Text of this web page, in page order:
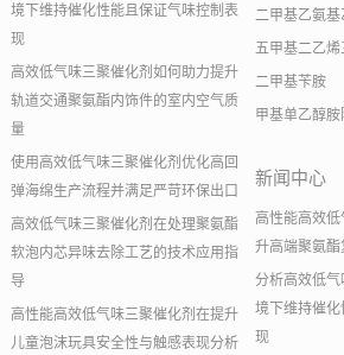
境下维持催化性能且保证气味控制表
现
高效低气味三聚催化剂如何助力提升
轨道交通聚氨酯内饰件的室内空气质
量
使用高效低气味三聚催化剂优化高回
弹海绵生产流程并满足严苛环保出口
高效低气味三聚催化剂在处理聚氨酯
软泡内芯异味去除工艺的技术应用指
导
高性能高效低气味三聚催化剂在提升
儿童泡沫玩具安全性与触感表现分析
二甲基乙氨
五甲基二乙烯
二甲基苄胺
甲基单乙醇
新闻中心
高性能高效
升高端聚氨
分析高效低
境下维持催
现